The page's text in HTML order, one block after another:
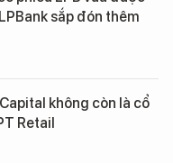
sắp đón thêm
không còn là cổ
Retail